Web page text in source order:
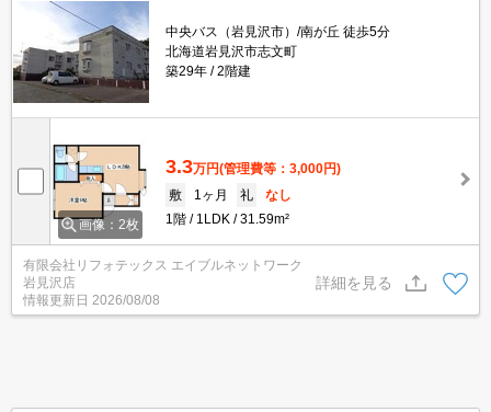
中央バス（岩見沢市）/南が丘 徒歩5分
北海道岩見沢市志文町
築29年
2階建
画像：2枚
3.3万円(管理費等：3,000円)
敷
1ヶ月 礼
なし
1階
1LDK 31.59m²
有限会社リフォテックス エイブルネットワーク
岩見沢店
情報更新日 2026/08/08
詳細を見る